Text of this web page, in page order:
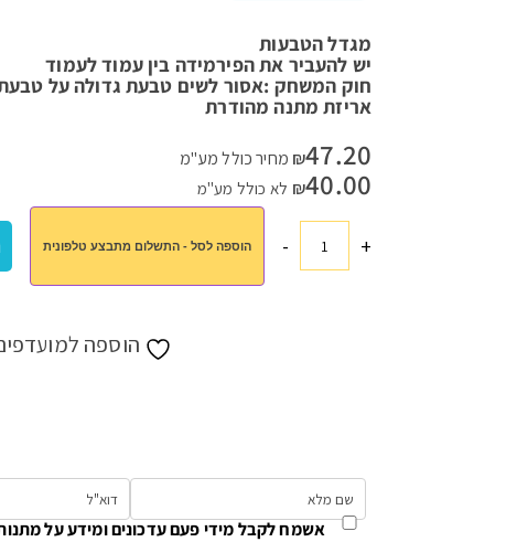
חנות>כל המתנות>מגדל הטבעות
יש להעביר את הפירמידה בין עמוד לעמוד
חוק המשחק :אסור לשים טבעת גדולה על
אריזת מתנה מהודרת
₪47.20
מחיר כולל מע"מ
₪40.00 לא כולל מע"מ
+כמות
- הוספה לסל - התשלום מתבצע טלפונית
הוספה
אשמח לקבל מידי פעם עדכונים ומידע על